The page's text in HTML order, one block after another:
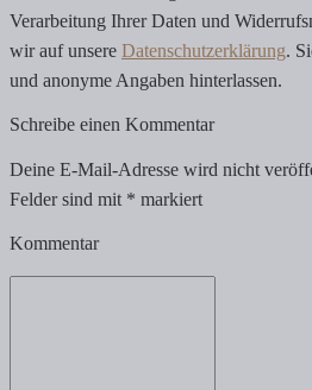
Verarbeitung Ihrer Daten und
wir auf unsere Datenschutzerklärung.
und anonyme Angaben hinterlassen.
Schreibe einen Kommentar
Deine E-Mail-Adresse wird nicht
Felder sind mit * markiert
Kommentar